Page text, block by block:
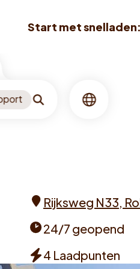
Start met snelladen:
Zoeken Taal
Rijksweg N33,
times
24/7 geopend
4 Laadpunten